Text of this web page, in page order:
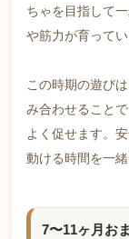
ちゃを目指して
や筋力が育ってい
この時期の遊び
み合わせること
よく促せます。
動ける時間を一
7〜11ヶ月お